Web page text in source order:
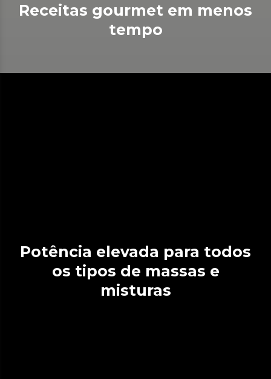
Receitas gourmet em menos
tempo
Potência elevada para todos
os tipos de massas e
misturas